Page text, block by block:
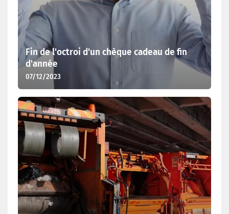
Fin de l'octroi d'un chèque cadeau de fin
d'année
07/12/2023